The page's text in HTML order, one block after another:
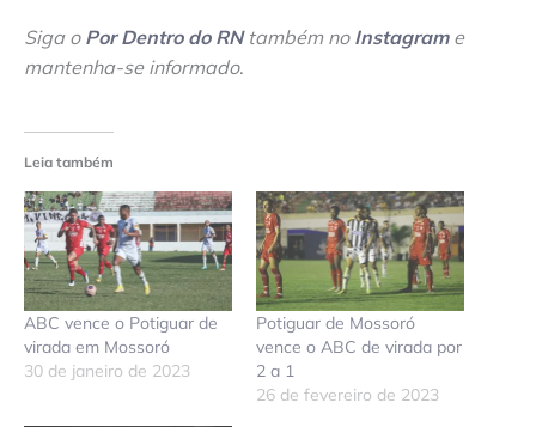
Siga o Por Dentro do RNtambém no Instagrame
mantenha-se informado.
Leia também
ABC vence o Potiguar de
virada em Mossoró
30 de janeiro de 2023
Potiguar de Mossoró
vence o ABC de virada por
2 a 1
26 de fevereiro de 2023